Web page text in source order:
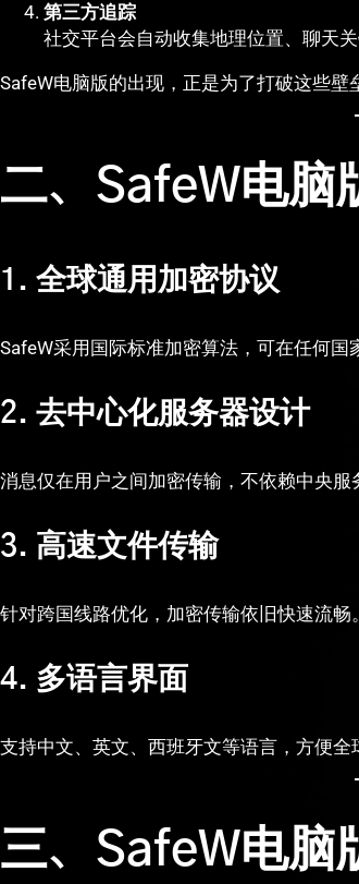
第三方追踪
社交平台会自动收集地理位置、聊天关
SafeW电脑版的出现，正是为了打破这些壁
二、SafeW电脑
1. 全球通用加密协议
SafeW采用国际标准加密算法，可在任何国
2. 去中心化服务器设计
消息仅在用户之间加密传输，不依赖中央服
3. 高速文件传输
针对跨国线路优化，加密传输依旧快速流畅。
4. 多语言界面
支持中文、英文、西班牙文等语言，方便全
三、SafeW电脑